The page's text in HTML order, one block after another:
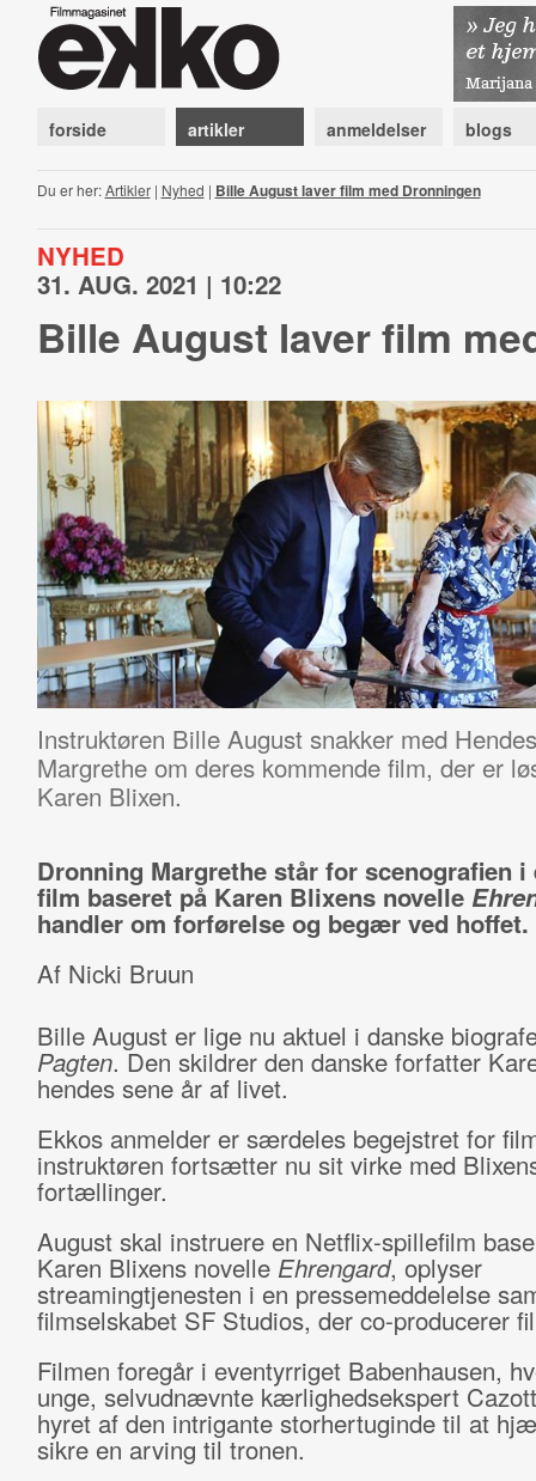
forside artikler anmeldelser blogs
Du er her:Artikler| Nyhed | Bille August laver film med Dronningen
NYHED
31. AUG. 2021 | 10:22
Bille August laver film
Instruktøren Bille August snakker med
Margrethe om deres kommende film, der er
Karen Blixen.
Dronning Margrethe står for scenografien i
film baseret på Karen Blixens novelle
handler om forførelse og begær ved hoffet.
Af Nicki Bruun
Bille August er lige nu aktuel i danske
Pagten. Den skildrer den danske forfatter
hendes sene år af livet.
Ekkos anmelder er særdeles begejstret for
instruktøren fortsætter nu sit virke med
fortællinger.
August skal instruere en Netflix-spillefilm
Karen Blixens novelle Ehrengard, oplyser
streamingtjenesten i en pressemeddelelse
filmselskabet SF Studios, der co-producerer
Filmen foregår i eventyrriget Babenhausen,
unge, selvudnævnte kærlighedsekspert
hyret af den intrigante storhertuginde til at
sikre en arving til tronen.